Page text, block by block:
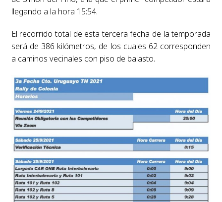
llegando a la hora 15:54.
El recorrido total de esta tercera fecha de la temporada
será de 386 kilómetros, de los cuales 62 corresponden
a caminos vecinales con piso de balasto.